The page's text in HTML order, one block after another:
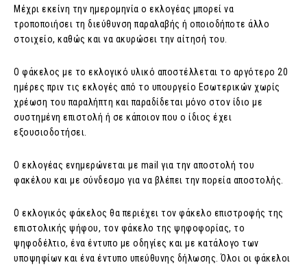
Μέχρι εκείνη την ημερομηνία ο εκλογέας μπορεί να
τροποποιήσει τη διεύθυνση παραλαβής ή οποιοδήποτε άλλο
στοιχείο, καθώς και να ακυρώσει την αίτησή του.
Ο φάκελος με το εκλογικό υλικό αποστέλλεται το αργότερο 20
ημέρες πριν τις εκλογές από το υπουργείο Εσωτερικών χωρίς
χρέωση του παραλήπτη και παραδίδεται μόνο στον ίδιο με
συστημένη επιστολή ή σε κάποιον που ο ίδιος έχει
εξουσιοδοτήσει.
Ο εκλογέας ενημερώνεται με mail για την αποστολή του
φακέλου και με σύνδεσμο για να βλέπει την πορεία αποστολής.
Ο εκλογικός φάκελος θα περιέχει τον φάκελο επιστροφής της
επιστολικής ψήφου, τον φάκελο της ψηφοφορίας, το
ψηφοδέλτιο, ένα έντυπο με οδηγίες και με κατάλογο των
υποψηφίων και ένα έντυπο υπεύθυνης δήλωσης. Όλοι οι φάκελοι